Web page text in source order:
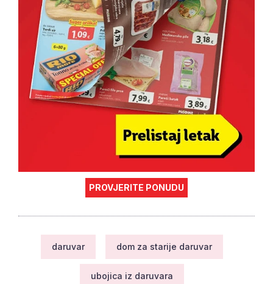
PROVJERITE PONUDU
daruvar dom za starije daruvar
ubojica iz daruvara